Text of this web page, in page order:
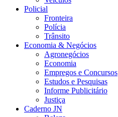
Policial
Fronteira
Polícia
Trânsito
Economia & Negócios
Agronegócios
Economia
Empregos e Concursos
Estudos e Pesquisas
Informe Publicitário
Justiça
Caderno JN